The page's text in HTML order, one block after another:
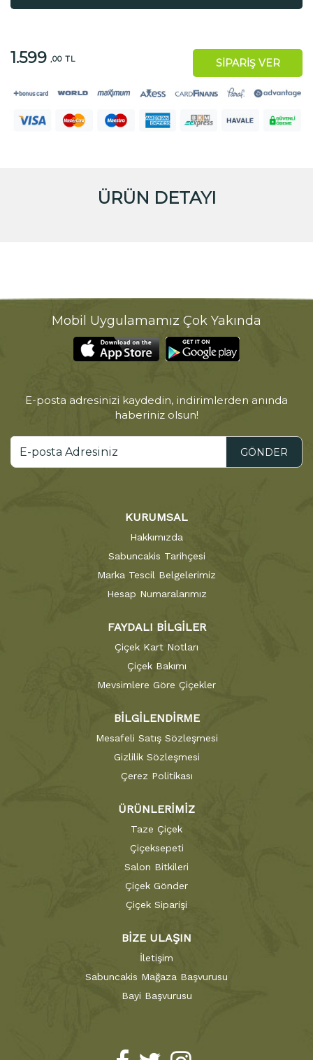
1.599 ,00 TL SİPARİŞ VER
ÜRÜN DETAYI
Mobil Uygulamamız Çok Yakında
E-posta adresinizi kaydedin, indirimlerden anında
haberiniz olsun!
GÖNDER
KURUMSAL
Hakkımızda
Sabuncakis Tarihçesi
Marka Tescil Belgelerimiz
Hesap Numaralarımız
FAYDALI BİLGİLER
Çiçek Kart Notları
Çiçek Bakımı
Mevsimlere Göre Çiçekler
BİLGİLENDİRME
Mesafeli Satış Sözleşmesi
Gizlilik Sözleşmesi
Çerez Politikası
ÜRÜNLERİMİZ
Taze Çiçek
Çiçeksepeti
Salon Bitkileri
Çiçek Gönder
Çiçek Siparişi
BİZE ULAŞIN
İletişim
Sabuncakis Mağaza Başvurusu
Bayi Başvurusu